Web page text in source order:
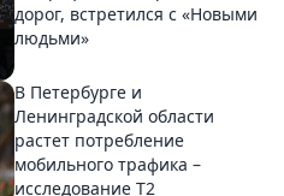
дорог, встретился с «Новыми
людьми»
В Петербурге и
Ленинградской области
растет потребление
мобильного трафика –
исследование T2